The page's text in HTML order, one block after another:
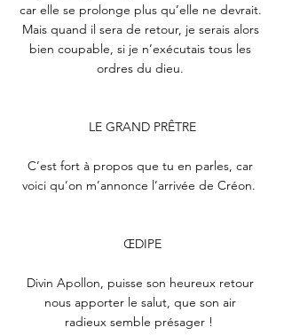
car elle se prolonge plus qu’elle ne devrait.
Mais quand il sera de retour, je serais alors
bien coupable, si je n’exécutais tous les
ordres du dieu.
LE GRAND PRÊTRE
C’est fort à propos que tu en parles, car
voici qu’on m’annonce l’arrivée de Créon.
ŒDIPE
Divin Apollon, puisse son heureux retour
nous apporter le salut, que son air
radieux semble présager !